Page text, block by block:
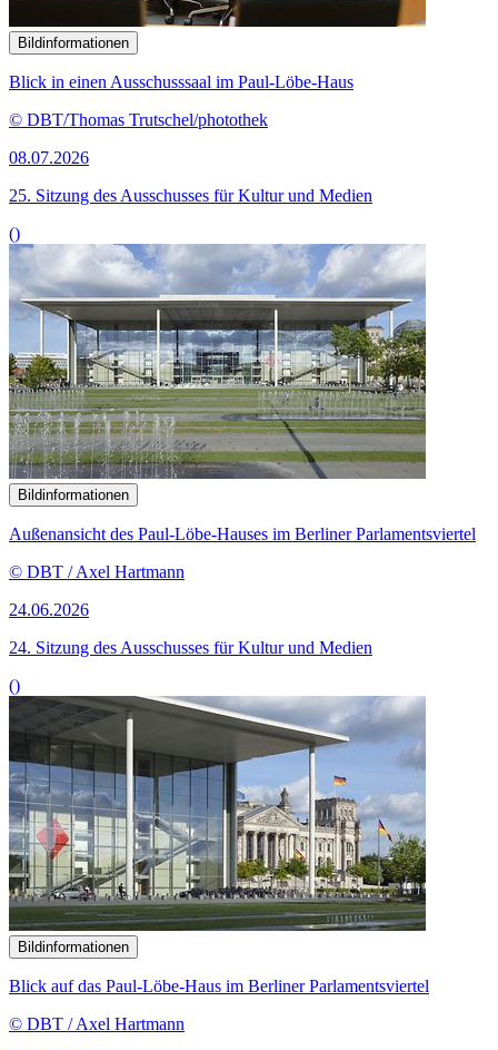
Bildinformationen
Blick in einen Ausschusssaal im Paul-Löbe-Haus
© DBT/Thomas Trutschel/photothek
08.07.2026
25. Sitzung des Ausschusses für Kultur und Medien
()
Bildinformationen
Außenansicht des Paul-Löbe-Hauses im Berliner Parlamentsviertel
© DBT / Axel Hartmann
24.06.2026
24. Sitzung des Ausschusses für Kultur und Medien
()
Bildinformationen
Blick auf das Paul-Löbe-Haus im Berliner Parlamentsviertel
© DBT / Axel Hartmann